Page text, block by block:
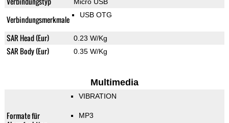
Verbindungsmerkmale USB OTG
SAR Head (Eur) 0.23 W/Kg
SAR Body (Eur) 0.35 W/Kg
Multimedia
Formate für
VIBRATION
MP3